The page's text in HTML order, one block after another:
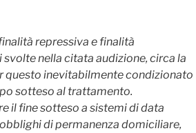
repressiva e finalità
nella citata audizione, circa la
questo inevitabilmente condizionato
sotteso al trattamento.
il fine sotteso a sistemi di data
di permanenza domiciliare,